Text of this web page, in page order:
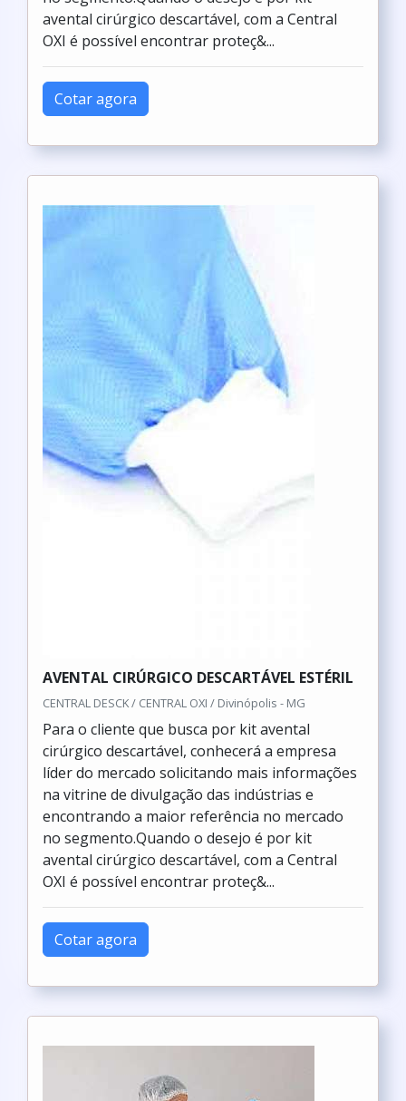
avental cirúrgico descartável, com a Central
OXI é possível encontrar proteç&...
Cotar agora
AVENTAL CIRÚRGICO DESCARTÁVEL ESTÉRIL
CENTRAL DESCK / CENTRAL OXI / Divinópolis - MG
Para o cliente que busca por kit avental
cirúrgico descartável, conhecerá a empresa
líder do mercado solicitando mais informações
na vitrine de divulgação das indústrias e
encontrando a maior referência no mercado
no segmento.Quando o desejo é por kit
avental cirúrgico descartável, com a Central
OXI é possível encontrar proteç&...
Cotar agora